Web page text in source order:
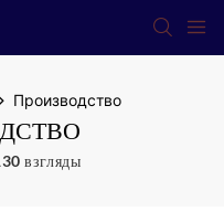
Производство
взгляды